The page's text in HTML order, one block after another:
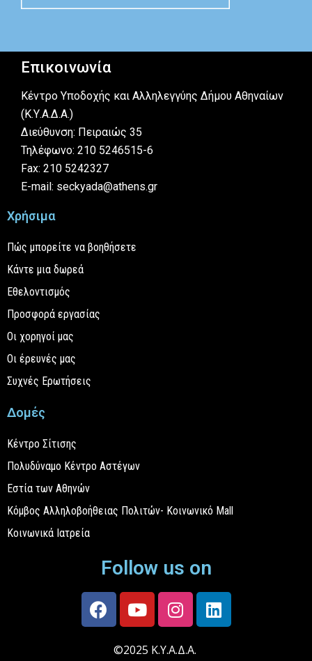
Επικοινωνία
Κέντρο Υποδοχής και Αλληλεγγύης Δήμου Αθηναίων
(Κ.Υ.Α.Δ.Α.)
Διεύθυνση: Πειραιώς 35
Τηλέφωνο: 210 5246515-6
Fax: 210 5242327
E-mail: seckyada@athens.gr
Χρήσιμα
Πώς μπορείτε να βοηθήσετε
Κάντε μια δωρεά
Εθελοντισμός
Προσφορά εργασίας
Οι χορηγοί μας
Οι έρευνές μας
Συχνές Ερωτήσεις
Δομές
Κέντρο Σίτισης
Πολυδύναμο Κέντρο Αστέγων
Εστία των Αθηνών
Κόμβος Αλληλοβοήθειας Πολιτών- Κοινωνικό Mall
Κοινωνικά Ιατρεία
Follow us on
©2025 Κ.Υ.Α.Δ.Α.